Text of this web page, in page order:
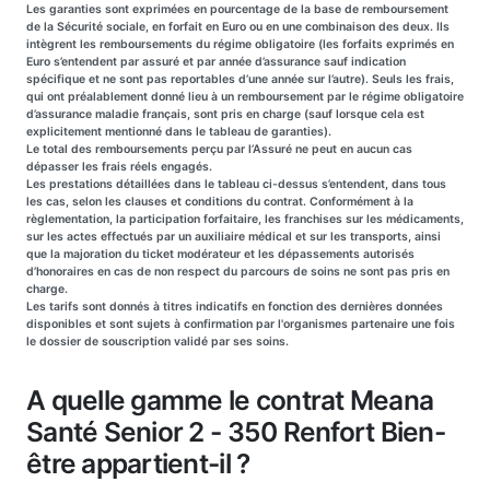
Les garanties sont exprimées en pourcentage de la base de remboursement
de la Sécurité sociale, en forfait en Euro ou en une combinaison des deux. Ils
intègrent les remboursements du régime obligatoire (les forfaits exprimés en
Euro s’entendent par assuré et par année d’assurance sauf indication
spécifique et ne sont pas reportables d’une année sur l’autre). Seuls les frais,
qui ont préalablement donné lieu à un remboursement par le régime obligatoire
d’assurance maladie français, sont pris en charge (sauf lorsque cela est
explicitement mentionné dans le tableau de garanties).
Le total des remboursements perçu par l’Assuré ne peut en aucun cas
dépasser les frais réels engagés.
Les prestations détaillées dans le tableau ci-dessus s’entendent, dans tous
les cas, selon les clauses et conditions du contrat. Conformément à la
règlementation, la participation forfaitaire, les franchises sur les médicaments,
sur les actes effectués par un auxiliaire médical et sur les transports, ainsi
que la majoration du ticket modérateur et les dépassements autorisés
d’honoraires en cas de non respect du parcours de soins ne sont pas pris en
charge.
Les tarifs sont donnés à titres indicatifs en fonction des dernières données
disponibles et sont sujets à confirmation par l'organismes partenaire une fois
le dossier de souscription validé par ses soins.
A quelle gamme le contrat Meana
Santé Senior 2 - 350 Renfort Bien-
être appartient-il ?